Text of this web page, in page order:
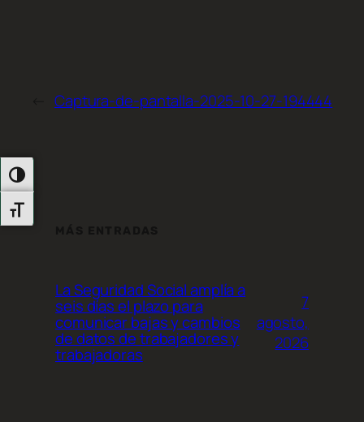
Alternar Alto Contraste
Alternar Tamaño De Letra
Captura-de-pantalla-2025-10-27-194444
La Seguridad Social amplía a
seis días el plazo para
comunicar bajas y cambios
de datos de trabajadores y
trabajadoras
7
agosto,
2026